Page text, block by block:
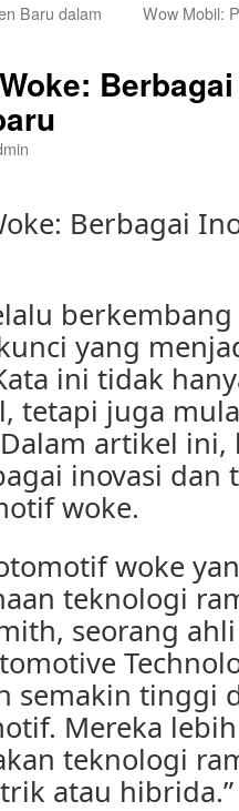
Baru dalam
Wow Mobil:
Berbagai
yang
ini tidak
tetapi juga
artikel ini,
inovasi
woke.
woke
teknologi
seorang
semakin tinggi
Mereka
teknologi
atau hibrida.”